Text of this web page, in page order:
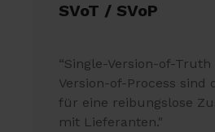
SVoT / SVoP
“Single-Version-of-
Version-of-Process sind
für eine reibungslose
mit Lieferanten."